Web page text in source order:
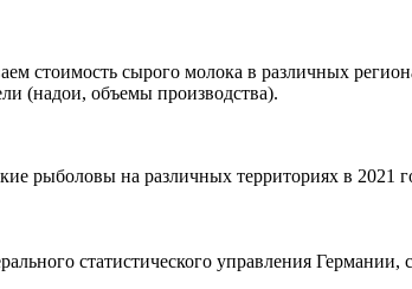
стоимость сырого молока в различных
(надои, объемы производства).
рыболовы на различных территориях в 2021
статистического управления Германии,